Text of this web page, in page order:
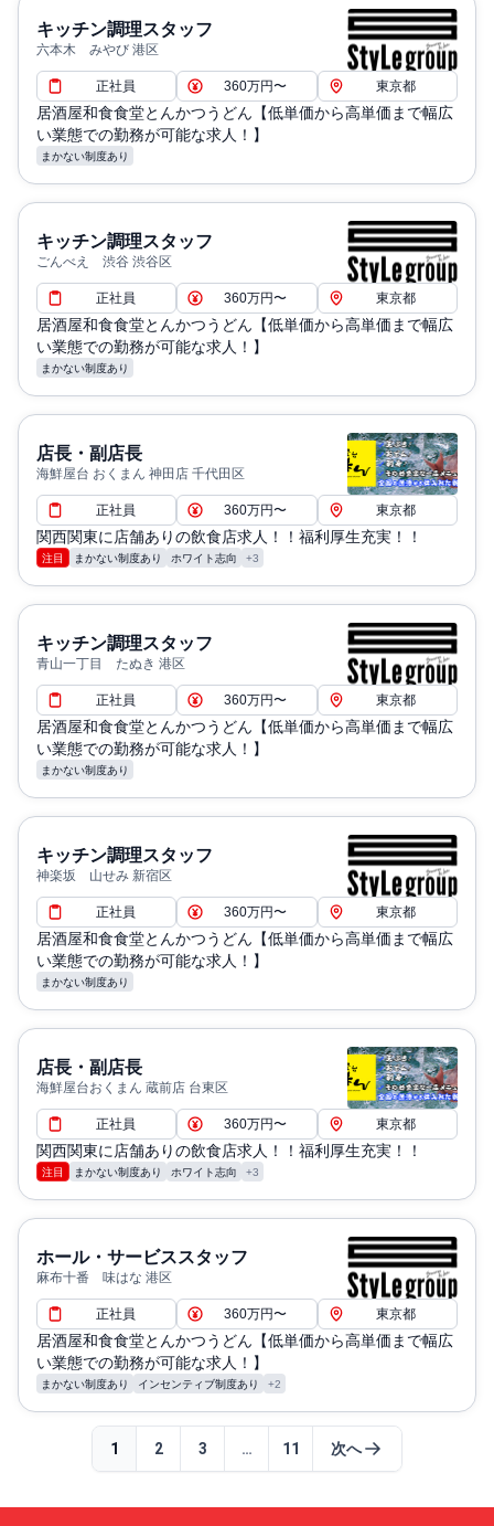
キッチン調理スタッフ
六本木 みやび 港区
正社員 360万円〜 東京都
居酒屋和食食堂とんかつうどん【低単価から高単価まで幅広
い業態での勤務が可能な求人！】
まかない制度あり
キッチン調理スタッフ
ごんべえ 渋谷 渋谷区
正社員 360万円〜 東京都
居酒屋和食食堂とんかつうどん【低単価から高単価まで幅広
い業態での勤務が可能な求人！】
まかない制度あり
店長・副店長
海鮮屋台 おくまん 神田店 千代田区
正社員 360万円〜 東京都
関西関東に店舗ありの飲食店求人！！福利厚生充実！！
注目 まかない制度あり ホワイト志向 +3
キッチン調理スタッフ
青山一丁目 たぬき 港区
正社員 360万円〜 東京都
居酒屋和食食堂とんかつうどん【低単価から高単価まで幅広
い業態での勤務が可能な求人！】
まかない制度あり
キッチン調理スタッフ
神楽坂 山せみ 新宿区
正社員 360万円〜 東京都
居酒屋和食食堂とんかつうどん【低単価から高単価まで幅広
い業態での勤務が可能な求人！】
まかない制度あり
店長・副店長
海鮮屋台おくまん 蔵前店 台東区
正社員 360万円〜 東京都
関西関東に店舗ありの飲食店求人！！福利厚生充実！！
注目 まかない制度あり ホワイト志向 +3
ホール・サービススタッフ
麻布十番 味はな 港区
正社員 360万円〜 東京都
居酒屋和食食堂とんかつうどん【低単価から高単価まで幅広
い業態での勤務が可能な求人！】
まかない制度あり インセンティブ制度あり +2
1 2 3 … 11 次へ